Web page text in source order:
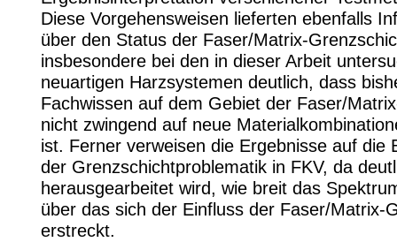
Diese Vorgehensweisen lieferten ebenfalls
über den Status der Faser/Matrix-
insbesondere bei den in dieser Arbeit
neuartigen Harzsystemen deutlich, dass
Fachwissen auf dem Gebiet der Faser/
nicht zwingend auf neue
ist. Ferner verweisen die Ergebnisse auf die
der Grenzschichtproblematik in FKV, da
herausgearbeitet wird, wie breit das
über das sich der Einfluss der Faser/Matrix-
erstreckt.